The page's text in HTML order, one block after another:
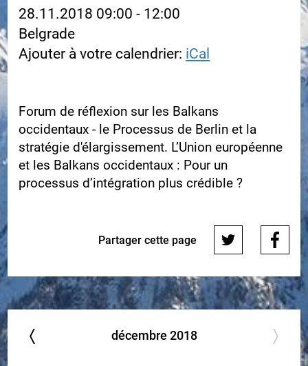
28.11.2018 09:00 - 12:00
Belgrade
Ajouter à votre calendrier: iCal
Forum de réflexion sur les Balkans
occidentaux - le Processus de Berlin et la
stratégie d'élargissement. L’Union européenne
et les Balkans occidentaux : Pour un
processus d’intégration plus crédible ?
Partager cette page
décembre 2018